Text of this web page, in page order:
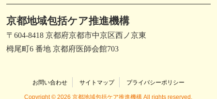
京都地域包括ケア推進機構
〒604-8418 京都府京都市中京区西ノ京東
栂尾町6 番地 京都府医師会館703
お問い合わせ サイトマップ プライバシーポリシー
Copyright © 2026 京都地域包括ケア推進機構 All rights reserved.